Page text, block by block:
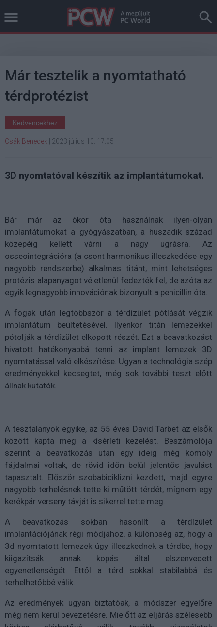
Már tesztelik a nyomtatható
térdprotézist
Kedvencekhez
Csák Benedek 2023 július 10. 17:05
3D nyomtatóval készítik az implantátumokat.
Bár már az ókor óta használnak ilyen-olyan
implantátumokat a gyógyászatban, a huszadik század
közepéig kellett várni a nagy ugrásra. Az
osseointegrációra (a csont harmonikus illeszkedése egy
nagyobb rendszerbe) alkalmas titánt, mint lehetséges
protézis alapanyagot véletlenül fedezték fel, de azóta az
egyik legnagyobb innovációnak bizonyult a penicillin óta.
A fogak után legtöbbször a térdízület pótlását végzik
implantátum beültetésével. Ilyenkor titán lemezekkel
pótolják a térdízület elkopott részét. Ezt a beavatkozást
hivatott hatékonyabbá tenni az implant lemezek 3D
nyomtatással való elkészítése. Ugyan a technológia szép
eredményekkel kecsegtet, még sok további teszt előtt
állnak kutatók.
A tesztalanyok egyike, az 55 éves David Tarbet az elsők
között kapta meg a kísérleti kezelést. Beszámolója
szerint a beavatkozás után egy ideig még komoly
fájdalmai voltak, de rövid időn belül jelentős javulást
tapasztalt. Először szobabiciklizni kezdett, majd egyre
nagyobb terhelésnek tette ki műtött térdét, mígnem egy
kerékpár verseny távját is sikerrel tette meg.
A beavatkozás sokban hasonlít a térdízület
implantációjának régi módjához, a különbség az, hogy a
3d nyomtatott lemezek úgy illeszkednek a térdbe, hogy
kiigazítsák annak kopás által elszenvedett
egyenetlenségét. Ettől a térd sokkal stabilabbá és
terhelhetőbbé válik.
Az eredmények ugyan biztatóak, a módszer egyelőre
még nem kerül bevezetésre. Mielőtt az eljárás szélesebb